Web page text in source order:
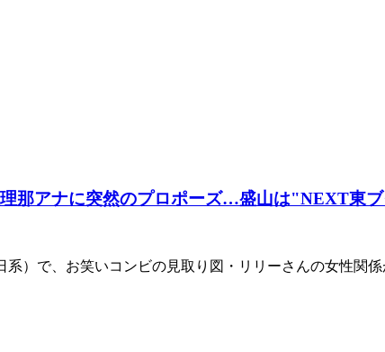
那アナに突然のプロポーズ…盛山は"NEXT東
）で、お笑いコンビの見取り図・リリーさんの女性関